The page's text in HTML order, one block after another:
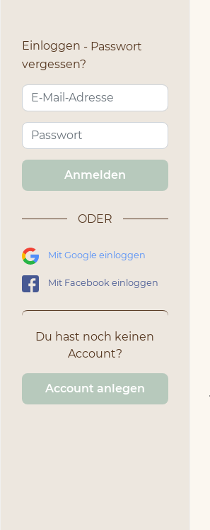
Einloggen
Passwort
vergessen?
Anmelden
ODER
Mit Google einloggen
Mit Facebook einloggen
Du hast noch keinen
Account?
Account anlegen
Würfelgespräche –
Gesprächsspiel für
Senioren
2.99 € inkl. MwSt.